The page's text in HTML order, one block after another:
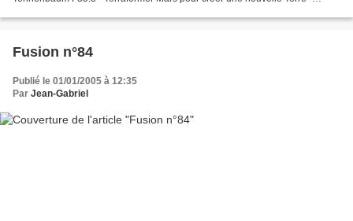
Fusion n°84
Publié le 01/01/2005 à 12:35
Par Jean-Gabriel